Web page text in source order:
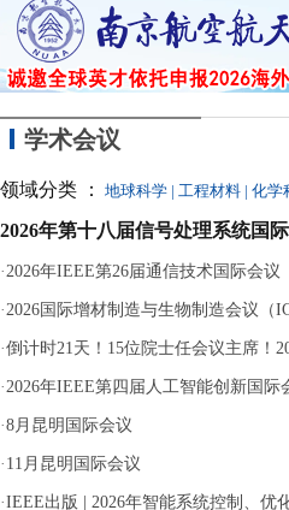
学术会议
领域分类 ： 地球科学 | 工程材料 | 化学
2026年第十八届信号处理系统国际
·2026年IEEE第26届通信技术国际会议
·2026国际增材制造与生物制造会议（
·倒计时21天！15位院士任会议主席！
·2026年IEEE第四届人工智能创新国际
·8月昆明国际会议
· 11月昆明国际会议
·IEEE出版 | 2026年智能系统控制、优